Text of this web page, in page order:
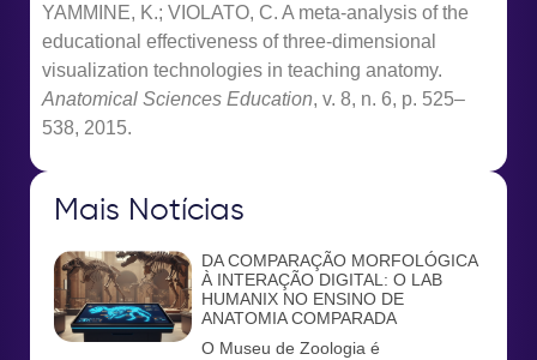
YAMMINE, K.; VIOLATO, C. A meta-analysis of the
educational effectiveness of three-dimensional
visualization technologies in teaching anatomy.
Anatomical Sciences Education, v. 8, n. 6, p. 525–
538, 2015.
Mais Notícias
DA COMPARAÇÃO MORFOLÓGICA
À INTERAÇÃO DIGITAL: O LAB
HUMANIX NO ENSINO DE
ANATOMIA COMPARADA
O Museu de Zoologia é